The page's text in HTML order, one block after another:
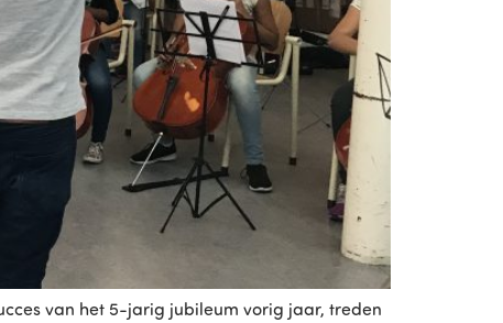
van het 5-jarig jubileum vorig jaar, treden